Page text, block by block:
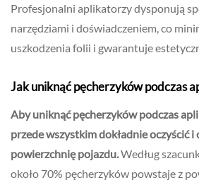
Profesjonalni aplikatorzy dysponują
narzędziami i doświadczeniem, co
uszkodzenia folii i gwarantuje
Jak uniknąć pęcherzyków podczas
Aby uniknąć pęcherzyków podczas
przede wszystkim dokładnie oczyścić i
powierzchnię pojazdu.Według
około 70% pęcherzyków powstaje z